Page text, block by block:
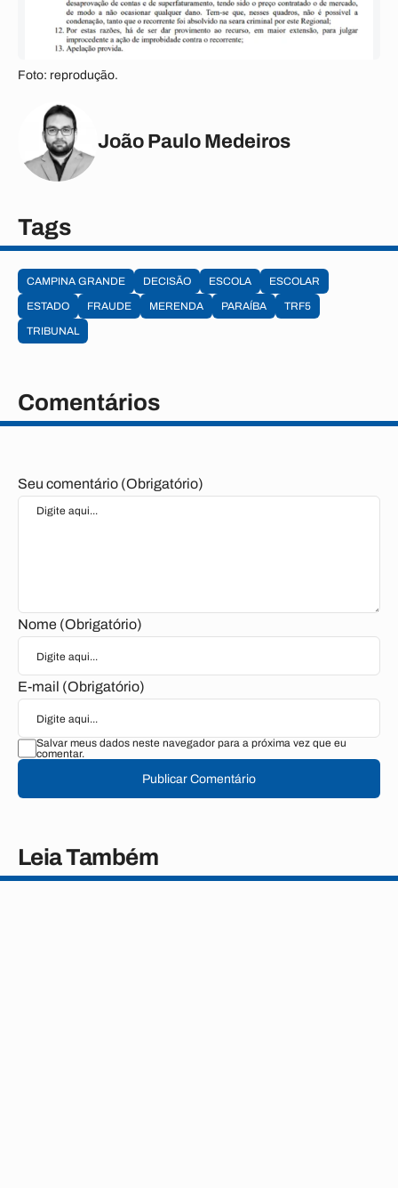
Foto: reprodução.
João Paulo Medeiros
Tags
CAMPINA GRANDE DECISÃO ESCOLA
ESCOLAR
ESTADO
FRAUDE MERENDA PARAÍBA
TRF5
TRIBUNAL
Comentários
Seu comentário (Obrigatório)
Nome (Obrigatório)
E-mail (Obrigatório)
Salvar meus dados neste navegador para a próxima vez que eu
comentar.
Publicar Comentário
Leia Também